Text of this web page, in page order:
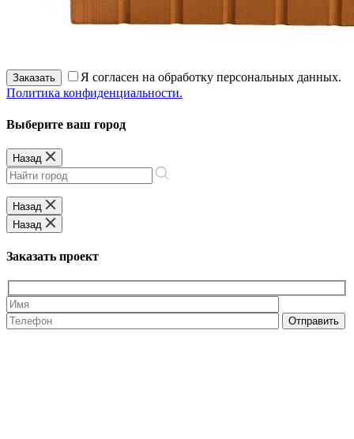
Заказать
Я согласен на обработку персональных данных.
Политика конфиденциальности.
Выберите ваш город
Назад
Назад
Назад
Заказать проект